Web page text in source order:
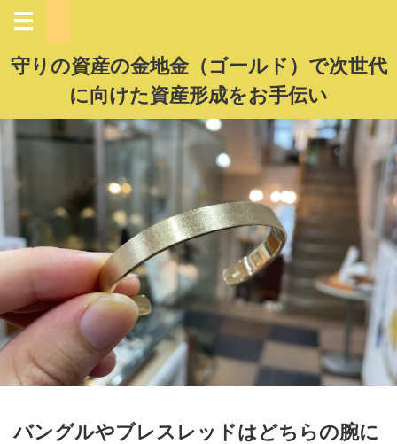
守りの資産の金地金（ゴールド）で次世代
に向けた資産形成をお手伝い
バングルやブレスレッドはどちらの腕に